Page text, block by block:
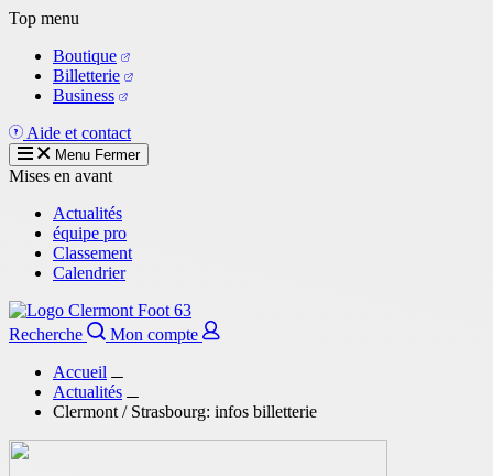
Aller
contenu
principal
Top menu
Boutique
Billetterie
Business
Aide et contact
Menu Fermer
Mises en avant
Actualités
équipe pro
Classement
Calendrier
Recherche
Mon compte
Accueil
Actualités
Clermont / Strasbourg: infos billetterie